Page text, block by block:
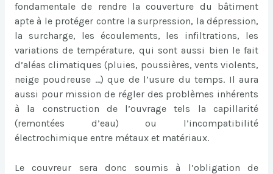
fondamentale de rendre la couverture du bâtiment
apte à le protéger contre la surpression, la dépression,
la surcharge, les écoulements, les infiltrations, les
variations de température, qui sont aussi bien le fait
d’aléas climatiques (pluies, poussières, vents violents,
neige poudreuse …) que de l’usure du temps. Il aura
aussi pour mission de régler des problèmes inhérents
à la construction de l’ouvrage tels la capillarité
(remontées d’eau) ou l’incompatibilité
électrochimique entre métaux et matériaux.
Le couvreur sera donc soumis à l’obligation de